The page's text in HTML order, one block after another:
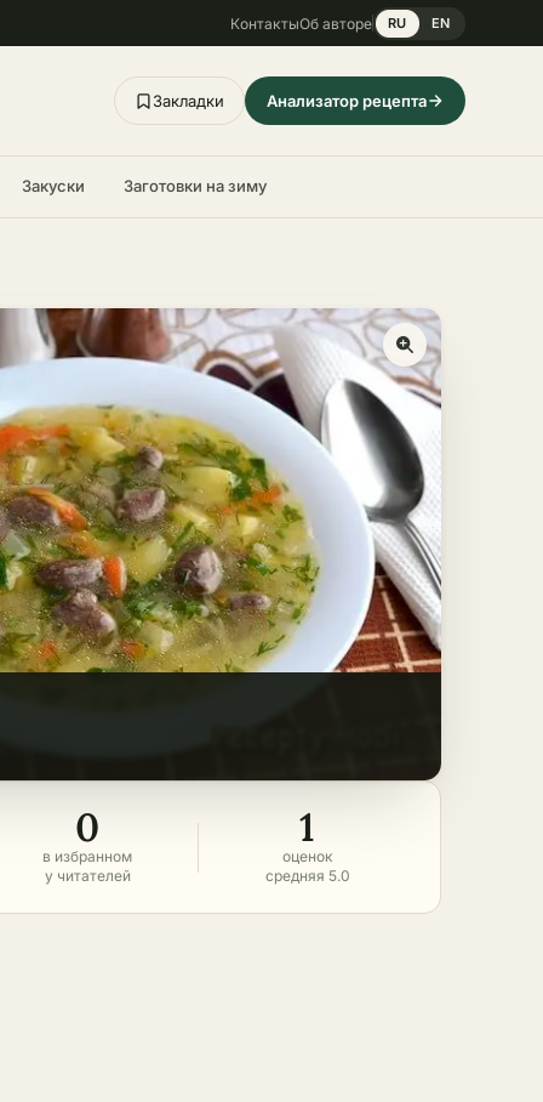
КонтактыОб авторе RU EN
Закладки Анализатор рецепта
Закуски Заготовки на зиму
0
в избранном
у читателей
1
оценок
средняя 5.0